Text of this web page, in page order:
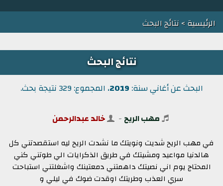
الرئيسية> نتائج البحث
نتائج البحث
البحث عن أغاني سنة: 2019، المجموع: 329 نتيجة بحث.
مهب الريح - خالد عبدالرحمن
في مهب الريح شديت ونويتك ما نشدت الريح ليه استقصدتني كل
هالدنيا مواعيد ومشيتك في طريق الذكرايات الي طوتني كني
المحتاج يوم اني نصيتك داهمتني دمعتينك واشغلتني استباحت
سري العذب وطريتك اوقدت ضوك في ليلي و